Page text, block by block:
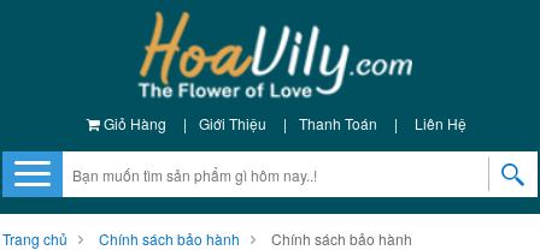
Giỏ Hàng | Giới Thiệu | Thanh Toán | Liên Hệ
Trang chủ Chính sách bảo hành Chính sách bảo hành